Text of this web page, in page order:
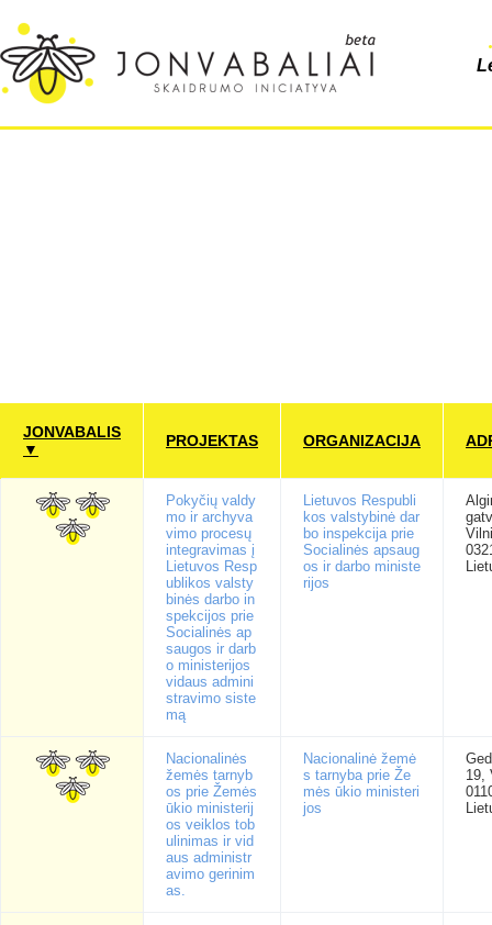
JONVABALIS
▼
PROJEKTAS ORGANIZACIJA
Pokyčių valdy
mo ir archyva
vimo procesų
integravimas į
Lietuvos Resp
ublikos valsty
binės darbo in
spekcijos prie
Socialinės ap
saugos ir darb
o ministerijos
vidaus admini
stravimo siste
mą
Lietuvos Respubli
kos valstybinė dar
bo inspekcija prie
Socialinės apsaug
os ir darbo ministe
rijos
Nacionalinės
žemės tarnyb
os prie Žemės
ūkio ministerij
os veiklos tob
ulinimas ir vid
aus administr
avimo gerinim
as.
Nacionalinė žemė
s tarnyba prie Že
mės ūkio ministeri
jos
19,